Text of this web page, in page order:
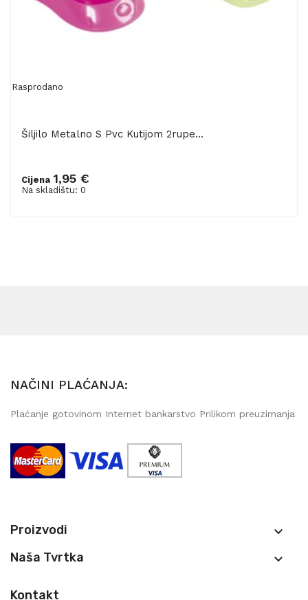
Rasprodano
Šiljilo Metalno S Pvc Kutijom 2rupe...
Cijena 1,95 €
Na skladištu: 0
NAČINI PLAĆANJA:
Plaćanje gotovinom Internet bankarstvo Prilikom preuzimanja
Proizvodi 
Naša Tvrtka 
Kontakt